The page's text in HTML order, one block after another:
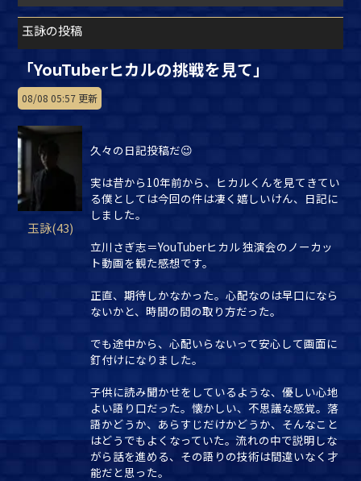
玉詠の投稿
「YouTuberヒカルの挑戦を見て」
08/08 05:57 更新
玉詠(43)
久々の日記投稿だ😉
実は昔から10年前から、ヒカルくんを見てきてい
る僕としては今回の件は凄く嬉しいけん、日記に
しました。
立川さぎ志＝YouTuberヒカル 独演会のノーカッ
ト動画を観た感想です。
正直、期待しかなかった。心配なのは早口になら
ないかと、時間の間の取り方だった。
でも途中から、心配いらないって安心して画面に
釘付けになりました。
子供に読み聞かせをしているような、優しい心地
よい語り口だった。懐かしい、不思議な感覚。落
語かどうか、あらすじだけかどうか、そんなこと
はどうでもよくなっていた。流れの中で説明しな
がら話を進める、その語りの技術は間違いなく才
能だと思った。